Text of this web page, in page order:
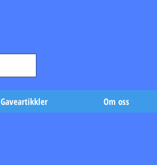
Gaveartikkler Om oss